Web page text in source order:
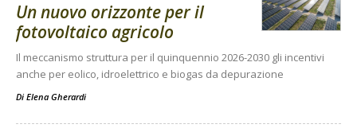
Un nuovo orizzonte per il
fotovoltaico agricolo
Il meccanismo struttura per il quinquennio 2026-2030 gli incentivi
anche per eolico, idroelettrico e biogas da depurazione
Di Elena Gherardi